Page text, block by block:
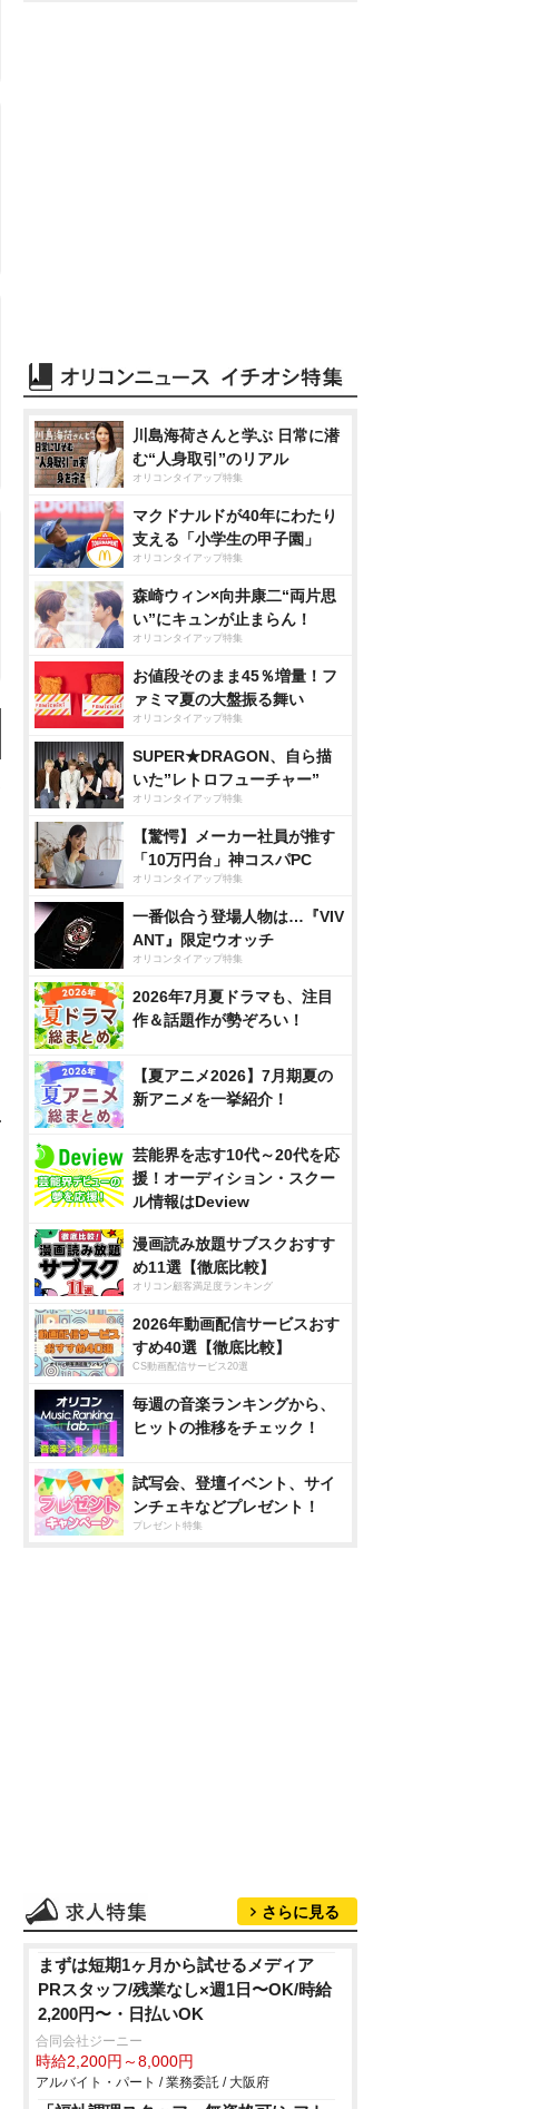
川島海荷さんと学ぶ 日常に潜
む“人身取引”のリアル
オリコンタイアップ特集
マクドナルドが40年にわたり
支える「小学生の甲子園」
オリコンタイアップ特集
森崎ウィン×向井康二“両片思
い”にキュンが止まらん！
オリコンタイアップ特集
お値段そのまま45％増量！フ
ァミマ夏の大盤振る舞い
オリコンタイアップ特集
SUPER★DRAGON、自ら描
いた”レトロフューチャー”
オリコンタイアップ特集
【驚愕】メーカー社員が推す
「10万円台」神コスパPC
オリコンタイアップ特集
一番似合う登場人物は…『VIV
ANT』限定ウオッチ
オリコンタイアップ特集
2026年7月夏ドラマも、注目
作＆話題作が勢ぞろい！
【夏アニメ2026】7月期夏の
新アニメを一挙紹介！
芸能界を志す10代～20代を応
援！オーディション・スクー
ル情報はDeview
漫画読み放題サブスクおすす
め11選【徹底比較】
オリコン顧客満足度ランキング
2026年動画配信サービスおす
すめ40選【徹底比較】
CS動画配信サービス20選
毎週の音楽ランキングから、
ヒットの推移をチェック！
試写会、登壇イベント、サイ
ンチェキなどプレゼント！
プレゼント特集
さらに見る
まずは短期1ヶ月から試せるメディア
PRスタッフ/残業なし×週1日〜OK/時給
2,200円〜・日払いOK
合同会社ジーニー
時給2,200円～8,000円
アルバイト・パート / 業務委託 / 大阪府